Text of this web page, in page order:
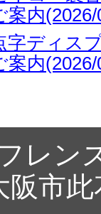
案内
字ディス
案内
レン
阪市